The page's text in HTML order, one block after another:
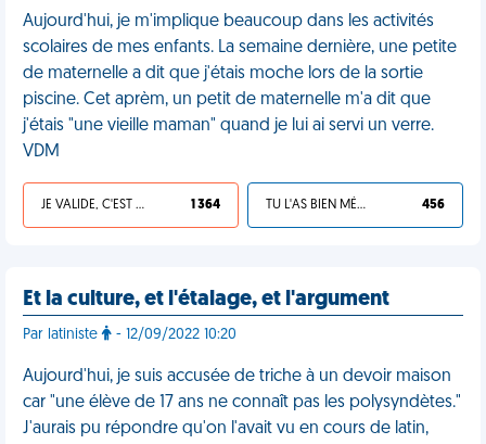
Aujourd'hui, je m'implique beaucoup dans les activités
scolaires de mes enfants. La semaine dernière, une petite
de maternelle a dit que j'étais moche lors de la sortie
piscine. Cet aprèm, un petit de maternelle m'a dit que
j'étais "une vieille maman" quand je lui ai servi un verre.
VDM
JE VALIDE, C'EST UNE VDM 1 364 TU L'AS BIEN MÉRITÉ 456
Et la culture, et l'étalage, et l'argument
Par latiniste - 12/09/2022 10:20
Aujourd'hui, je suis accusée de triche à un devoir maison
car "une élève de 17 ans ne connaît pas les polysyndètes."
J'aurais pu répondre qu'on l'avait vu en cours de latin,